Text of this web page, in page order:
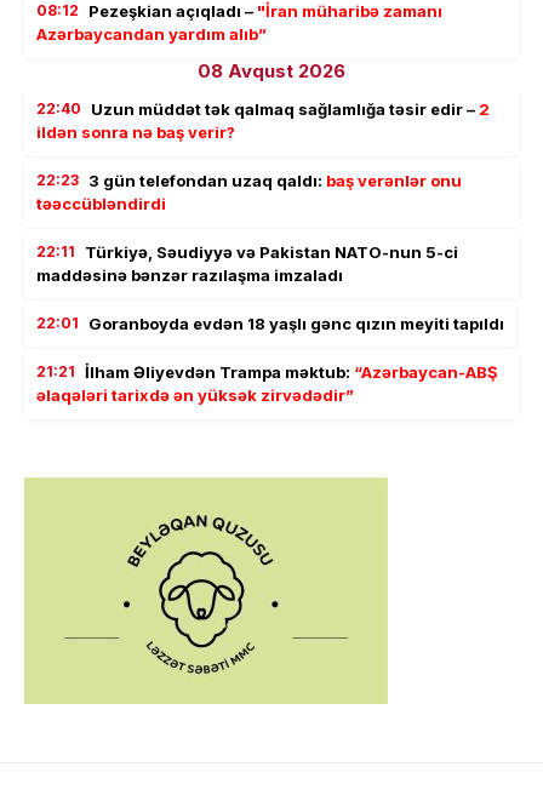
08:12 Pezeşkian açıqladı – "İran müharibə zamanı
Azərbaycandan yardım alıb”
08 Avqust 2026
22:40 Uzun müddət tək qalmaq sağlamlığa təsir edir – 2
ildən sonra nə baş verir?
22:23 3 gün telefondan uzaq qaldı: baş verənlər onu
təəccübləndirdi
22:11
Türkiyə, Səudiyyə və Pakistan NATO-nun 5-ci
maddəsinə bənzər razılaşma imzaladı
22:01 Goranboyda evdən 18 yaşlı gənc qızın meyiti tapıldı
21:21 İlham Əliyevdən Trampa məktub: “Azərbaycan-ABŞ
əlaqələri tarixdə ən yüksək zirvədədir”